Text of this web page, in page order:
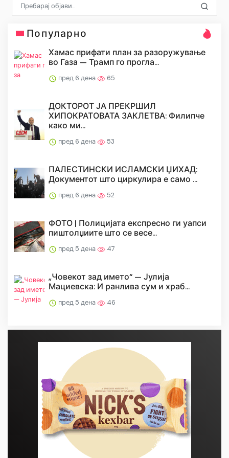
Популарно
Хамас прифати план за разоружување
во Газа — Трамп го прогла...
пред 6 дена 65
ДОКТОРОТ ЈА ПРЕКРШИЛ
ХИПОКРАТОВАТА ЗАКЛЕТВА: Филипче
како ми...
пред 6 дена 53
ПАЛЕСТИНСКИ ИСЛАМСКИ ЏИХАД:
Документот што циркулира е само ...
пред 6 дена 52
ФОТО | Полицијата експресно ги уапси
пиштолџиите што се весе...
пред 5 дена 47
„Човекот зад името“ — Јулија
Мациевска: И ранлива сум и храб...
пред 5 дена 46